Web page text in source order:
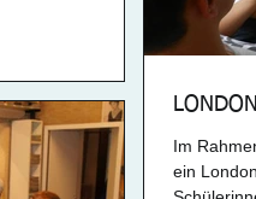
Im
ein